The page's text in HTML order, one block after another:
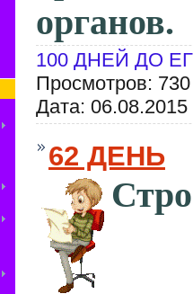
органов.
100 ДНЕЙ ДО
Просмотров:
Дата: 06.08.2015
62 ДЕНЬ